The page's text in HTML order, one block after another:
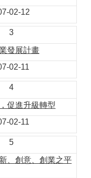
02-12
3
發展計畫
02-11
4
促進升級轉型
02-11
5
、創意、創業之平